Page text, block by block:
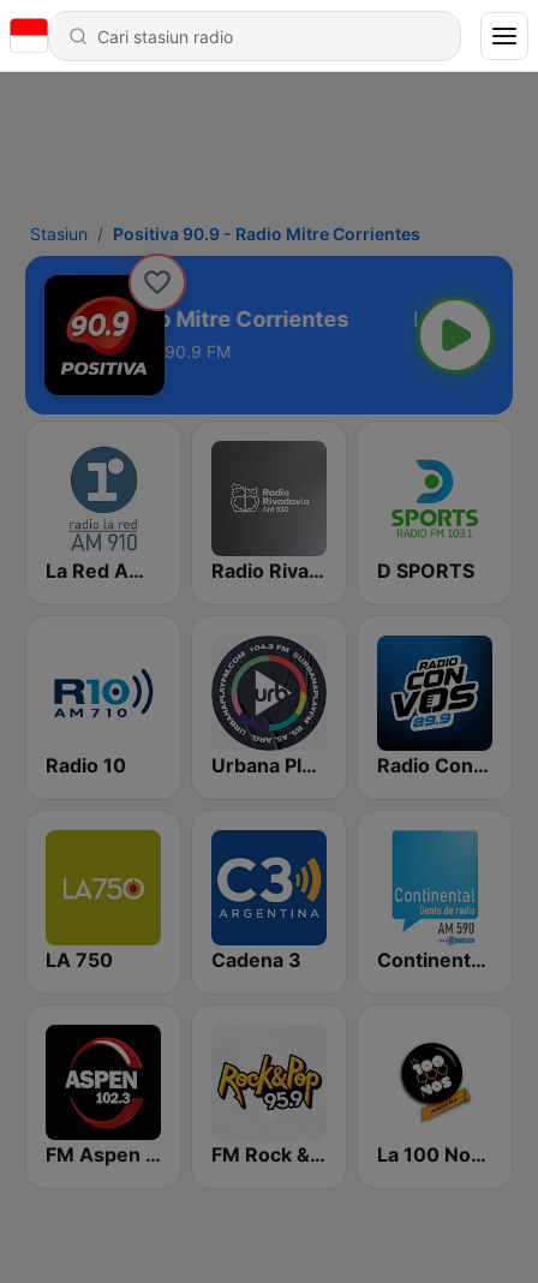
Stasiun Positiva 90.9 - Radio Mitre Corrientes
90.9 - Radio Mitre Corrientes
90.9 FM
La Red AM 910 Radio Rivadavia 630 AM D SPORTS
Radio 10 Urbana Play 104.3 FM Radio Con Vos 89.9
LA 750 Cadena 3 Continental 590 AM
FM Aspen 102.3 FM Rock & Pop La 100 Nogoyá